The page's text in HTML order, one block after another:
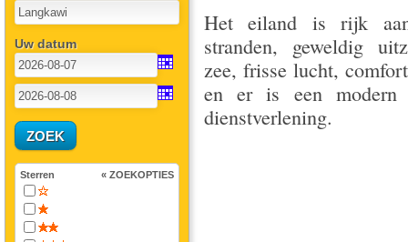
Uw datum
Sterren « ZOEKOPTIES
Het eiland is rijk
stranden, geweldig
zee, frisse lucht,
en er is een modern
dienstverlening.